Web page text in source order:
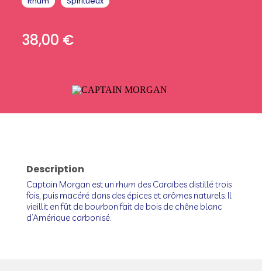
38,00 €
Description
Captain Morgan est un rhum des Caraïbes distillé trois
fois, puis macéré dans des épices et arômes naturels. Il
vieillit en fût de bourbon fait de bois de chêne blanc
d’Amérique carbonisé.